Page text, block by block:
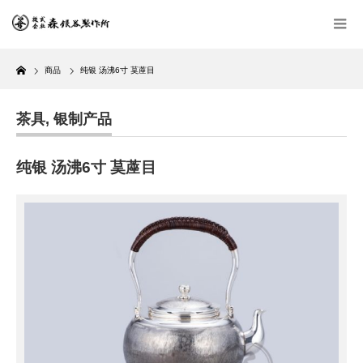
Home
商品 纯银 汤沸6寸 茣蓙目
茶具,银制产品
纯银 汤沸6寸 茣蓙目